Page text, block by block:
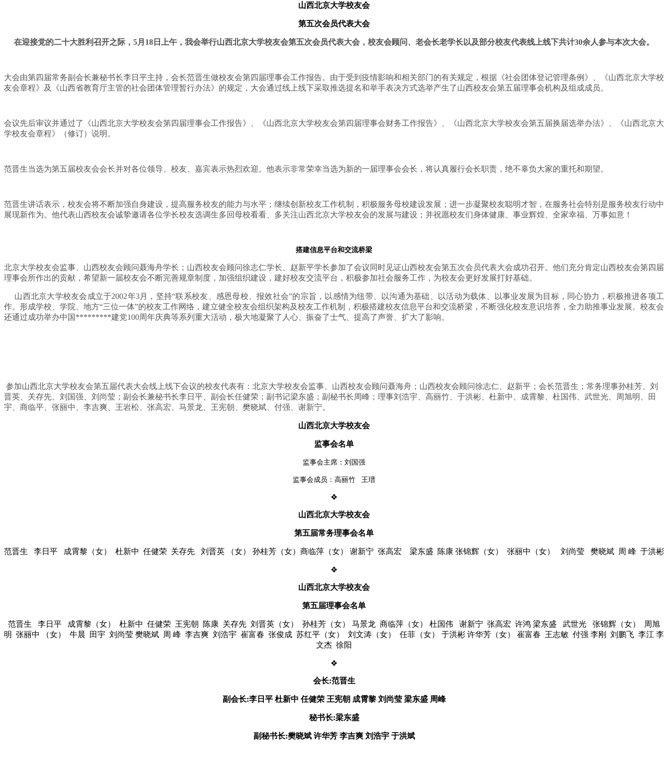
山西北京大学校友会
第五次会员代表大会
在迎接党的二十大胜利召开之际，5月18日上午，我会举行山西北京大学校友会第五次会员代表大会，校友会顾问、老会长老学长以及部分校友代表线上线下共计30余人参与本次大会。
大会由第四届常务副会长兼秘书长李日平主持，会长范晋生做校友会第四届理事会工作报告。由于受到疫情影响和相关部门的有关规定，根据《社会团体登记管理条例》、《山西北京大学校
友会章程》及《山西省教育厅主管的社会团体管理暂行办法》的规定，大会通过线上线下采取推选提名和举手表决方式选举产生了山西校友会第五届理事会机构及组成成员。
会议先后审议并通过了《山西北京大学校友会第四届理事会工作报告》、《山西北京大学校友会第四届理事会财务工作报告》、《山西北京大学校友会第五届换届选举办法》、《山西北京大
学校友会章程》（修订）说明。
范晋生当选为第五届校友会会长并对各位领导、校友、嘉宾表示热烈欢迎。他表示非常荣幸当选为新的一届理事会会长，将认真履行会长职责，绝不辜负大家的重托和期望。
范晋生讲话表示，校友会将不断加强自身建设，提高服务校友的能力与水平；继续创新校友工作机制，积极服务母校建设发展；进一步凝聚校友聪明才智，在服务社会特别是服务校友行动中
展现新作为。他代表山西校友会诚挚邀请各位学长校友选调生多回母校看看、多关注山西北京大学校友会的发展与建设；并祝愿校友们身体健康、事业辉煌、全家幸福、万事如意！
搭建信息平台和交流桥梁
北京大学校友会监事、山西校友会顾问聂海舟学长；山西校友会顾问徐志仁学长、赵新平学长参加了会议同时见证山西校友会第五次会员代表大会成功召开。他们充分肯定山西校友会第四届
理事会所作出的贡献，希望新一届校友会不断完善规章制度，加强组织建设，建好校友交流平台，积极参加社会服务工作，为校友会更好发展打好基础。
山西北京大学校友会成立于2002年3月，坚持“联系校友、感恩母校、报效社会”的宗旨，以感情为纽带、以沟通为基础、以活动为载体、以事业发展为目标，同心协力，积极推进各项工
作。形成学校、学院、地方“三位一体”的校友工作网络，建立健全校友会组织架构及校友工作机制，积极搭建校友信息平台和交流桥梁，不断强化校友意识培养，全力助推事业发展。校友会
还通过成功举办中国*********建党100周年庆典等系列重大活动，极大地凝聚了人心、振奋了士气、提高了声誉、扩大了影响。
参加山西北京大学校友会第五届代表大会线上线下会议的校友代表有：北京大学校友会监事、山西校友会顾问聂海舟；山西校友会顾问徐志仁、赵新平；会长范晋生；常务理事孙桂芳、刘
晋英、关存先、刘国强、刘尚莹；副会长兼秘书长李日平、副会长任健荣；副书记梁东盛；副秘书长周峰；理事刘浩宇、高丽竹、于洪彬、杜新中、成霄黎、杜国伟、武世光、周旭明、田
宇、商临平、张丽中、李吉爽、王岩松、张高宏、马景龙、王宪朝、樊晓斌、付强、谢新宁。
山西北京大学校友会
监事会名单
监事会主席：刘国强
监事会成员：高丽竹 王瑨
❖
山西北京大学校友会
第五届常务理事会名单
范晋生 李日平 成霄黎（女） 杜新中 任健荣 关存先 刘晋英 （女） 孙桂芳（女）商临萍（女） 谢新宁 张高宏 梁东盛 陈康 张锦辉（女） 张丽中（女） 刘尚莹 樊晓斌 周 峰 于洪彬
❖
山西北京大学校友会
第五届理事会名单
范晋生 李日平 成霄黎（女） 杜新中 任健荣 王宪朝 陈康 关存先 刘晋英（女） 孙桂芳（女） 马景龙 商临萍（女） 杜国伟 谢新宁 张高宏 许鸿 梁东盛 武世光 张锦辉（女） 周旭
明 张丽中 （女） 牛晨 田宇 刘尚莹 樊晓斌 周 峰 李吉爽 刘浩宇 崔富春 张俊成 苏红平（女） 刘文涛（女） 任菲（女） 于洪彬 许华芳（女） 崔富春 王志敏 付强 李刚 刘鹏飞 李江 李
文杰 徐阳
❖
会长:范晋生
副会长:李日平 杜新中 任健荣 王宪朝 成霄黎 刘尚莹 梁东盛 周峰
秘书长:梁东盛
副秘书长:樊晓斌 许华芳 李吉爽 刘浩宇 于洪斌